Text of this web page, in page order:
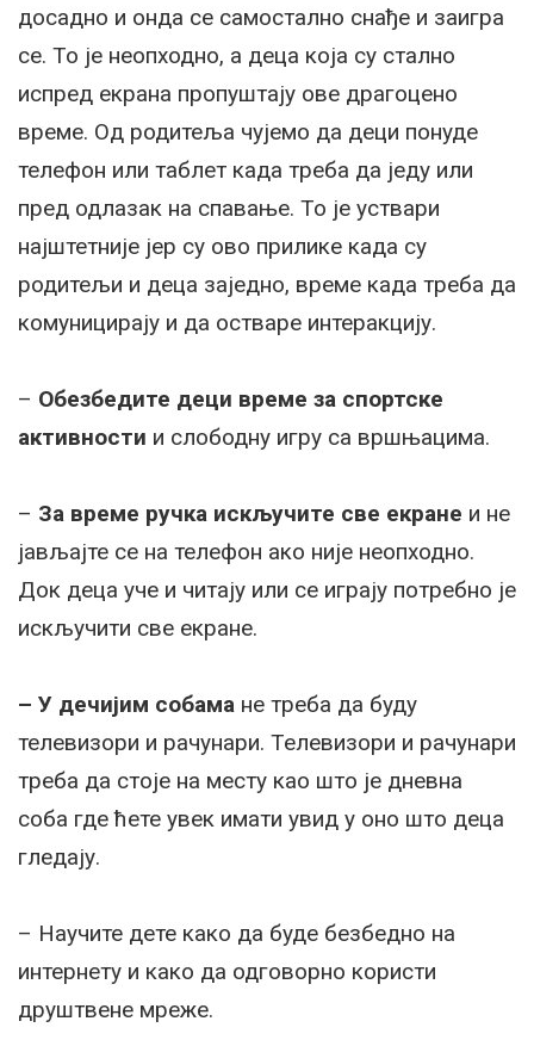
досадно и онда се самостално снађе и заигра
се. То је неопходно, а деца која су стално
испред екрана пропуштају ове драгоцено
време. Од родитеља чујемо да деци понуде
телефон или таблет када треба да једу или
пред одлазак на спавање. То је уствари
најштетније јер су ово прилике када су
родитељи и деца заједно, време када треба да
комуницирају и да остваре интеракцију.
– Обезбедите деци време за спортске
активности и слободну игру са вршњацима.
– За време ручка искључите све екране и не
јављајте се на телефон ако није неопходно.
Док деца уче и читају или се играју потребно је
искључити све екране.
– У дечијим собама не треба да буду
телевизори и рачунари. Телевизори и рачунари
треба да стоје на месту као што је дневна
соба где ћете увек имати увид у оно што деца
гледају.
– Научите дете како да буде безбедно на
интернету и како да одговорно користи
друштвене мреже.